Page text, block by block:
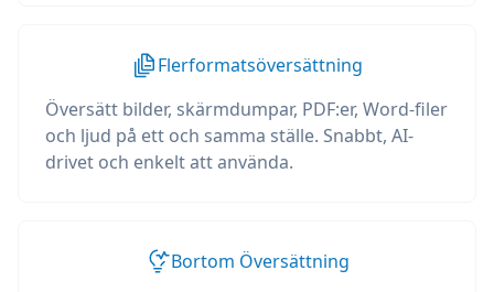
Flerformatsöversättning
Översätt bilder, skärmdumpar, PDF:er, Word-filer
och ljud på ett och samma ställe. Snabbt, AI-
drivet och enkelt att använda.
Bortom Översättning